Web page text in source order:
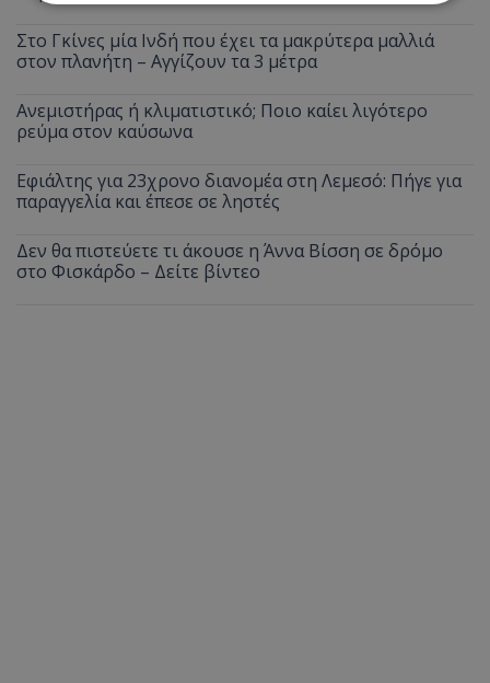
Στο Γκίνες μία Ινδή που έχει τα μακρύτερα μαλλιά
στον πλανήτη – Αγγίζουν τα 3 μέτρα
Ανεμιστήρας ή κλιματιστικό; Ποιο καίει λιγότερο
ρεύμα στον καύσωνα
Εφιάλτης για 23χρονο διανομέα στη Λεμεσό: Πήγε για
παραγγελία και έπεσε σε ληστές
Δεν θα πιστεύετε τι άκουσε η Άννα Βίσση σε δρόμο
στο Φισκάρδο – Δείτε βίντεο
Απολύτως απαραίτητα
Απόδοσης
Μη ταξινομημένα
σύνδεση χρήστη και τη διαχείριση λογαριασμού.
Ο ιστότοπος δεν μπορεί να χρησιμοποιηθεί σωστά
Ονοματεπώνυμο
Προμηθευτής/Πεδίο
usprivacy